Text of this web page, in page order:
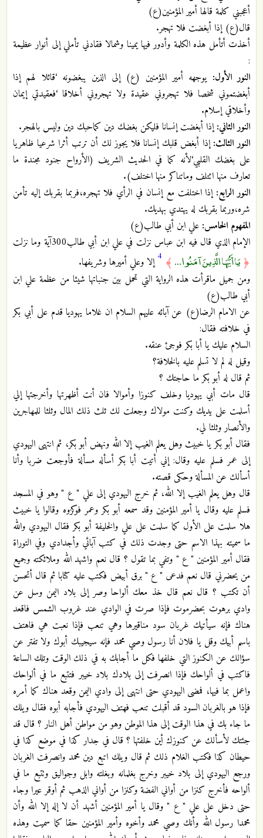
أعجبني كلمة قالها أمير المؤمنين(ع)
قال(ع) إذا أبغضت فلا تهجر.
أخذت أتأمل هذه الكلمة وأدور فيها يمينا وشمالا فقادني تأملي إلى أنوار عظيمة
:
النور الأول: يوجهه أمير المؤمنين (ع) إلى الذين يبغضونه ‘قائلا لهم إذا
أبغضتموني شخصا فلا تهجروني عقيدة ولا تهجروني أخلاقا ‘فعقيدتي إيمان
وأخلاقي إسلام.
النور الثاني:إذا أبغضت إنسانا فليكن بغضك دين كماحبك دين وليس بالهجر.
النور الثالث:إذا أبغض قلبك إنسانا فلا يجوز لك أن ترتب أثرا شرعيا ظاهريا
على بغضك القلبي‘لأنه كما في الحديث الشريف (الأرواح جنود مجندة ما
تعارف منها ائتلف وماتناكر منها اختلف).
النور الرابع:إذا اختلفت مع إنسان في الرأي فلا تهجره،فربما بقربك إليه تأمن
شره،وربما بقربك له يهتدي بهديك.
المفهوم الخامس: علي ابن أبي طالب(ع)
الإمام الذي قال فيه ابن عباس نزلت في علي ابن أبي طالب300آية وما نزلت
﴿ يَا أَيُّهَا الَّذِينَ آمَنُوا ... ﴾ 4إلا وعلي أميرها وشريفها.
ومن جميل ماقرأت هذه الرواية التي تحمل بين جنباتها شيئا من عظمة علي ابن
أبي طالب(ع)
عن الامام الرضا(ع) عن آبائه عليهم السلام ان غلاما يهوديا قدم على أبي بكر
في خلافته فقال:
السلام عليك يا أبا بكر فوجئ عنقه.
وقيل له لم لا تسلم عليه بالخلافة؟
ثم قال له أبو بكر ما حاجتك ؟
قال مات أبي يهوديا وخلف كنوزا وأموالا فان أنت أظهرتها وأخرجتها إلي
أسلمت على يديك وكنت مولاك وجعلت لك ثلث ذلك المال وثلثا للمهاجرين
والأنصار وثلثا لي.
فقال أبو بكر يا خبيث وهل يعلم الغيب إلا الله ونهض أبو بكر، ثم انتهى اليهودي
إلى عمر فسلم عليه وقال: إني أتيت أبا بكر أسأله مسألة فأوجعت ضربا وأنا
أسألك عن المسألة وحكى قصته.
قال وهل يعلم الغيب إلا الله، ثم خرج اليهودي إلى علي " ع " وهو في المسجد
فسلم عليه وقال يا أمير المؤمنين وقد سمعه أبو بكر وعمر فوكزوه وقالوا يا خبيث
هلا سلمت على الأول كما سلمت على علي والخليفة أبو بكر فقال اليهودي والله
ما سميته بهذا الاسم حتى وجدت ذلك في كتب آبائي وأجدادي وفي التوراة
فقال أمير المؤمنين " ع " وتفي بما تقول ؟ قال نعم واشهد الله وملائكته وجميع
من يحضرني قال نعم فدعى " ع " برق أبيض فكتب عليه كتابا ثم قال أتحسن
أن تكتب ؟ قال نعم قال خذ معك ألواحا وصر إلى بلاد اليمن وسل عن
وادي برهوت بحضرموت فإذا صرت في الوادي عند غروب الشمس فاقعد
هناك فإنه سيأتيك غربان سود مناقيرها وهي تنعب فإذا نعبت هي فاهتف
باسم أبيك وقل يا فلان أنا رسول وصي محمد فإنه سيجيبك أبوك ولا تفتر عن
سؤالك عن الكنوز التي خلفها فكل ما أجابك به في ذلك الوقت وتلك الساعة
فاكتب في ألواحك فإذا انصرفت إلى بلادك بلاد خيبر فتتبع ما في ألواحك
واعمل بما فيها، فمضى اليهودي حتى انتهى إلى وادي اليمن وقعد هناك كما أمره
فإذا هو بالغربان السود قد أقبلت تنعب فهتف اليهودي فأجابه أبوه فقال ويلك
ما جاء بك في هذا الوقت إلى هذا الموطن وهو من مواطن أهل النار ؟ قال قد
جئتك لأسألك عن كنوزك أين خلفتها ؟ قال في جدار كذا في موضع كذا في
حيطان كذا فكتب الغلام ذلك ثم قال ويلك اتبع دين محمد وانصرفت الغربان
ورجع اليهودي إلى بلاد خيبر وخرج بغلمانه وبغلته وابل وجواليق وتتبع ما في
ألواحه فأخرج كنزا من أواني الفضة وكنزا من أواني الذهب ثم أوقر عيرا وجاء
حتى دخل على علي " ع " وقال يا أمير المؤمنين أشهد أن لا إله إلا الله وأن
محمدا رسول الله وأنك وصي محمد وأخوه وأمير المؤمنين حقا كما سميت وهذه